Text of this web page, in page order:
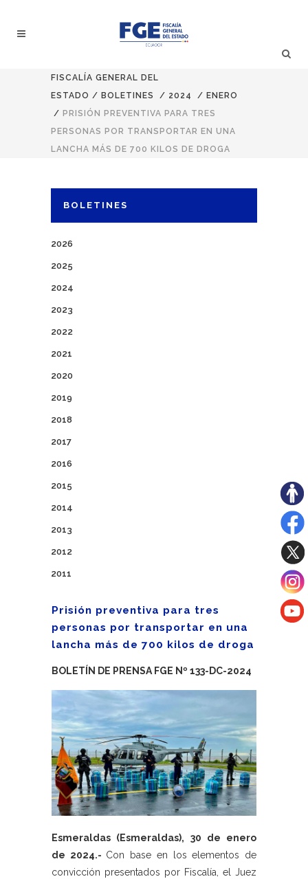
FISCALÍA GENERAL DEL
ESTADO / BOLETINES / 2024 / ENERO
/ PRISIÓN PREVENTIVA PARA TRES
PERSONAS POR TRANSPORTAR EN UNA
LANCHA MÁS DE 700 KILOS DE DROGA
BOLETINES
2026
2025
2024
2023
2022
2021
2020
2019
2018
2017
2016
2015
2014
2013
2012
2011
Prisión preventiva para tres
personas por transportar en una
lancha más de 700 kilos de droga
BOLETÍN DE PRENSA FGE Nº 133-DC-2024
Esmeraldas (Esmeraldas), 30 de enero
de 2024.- Con base en los elementos de
convicción presentados por Fiscalía, el Juez